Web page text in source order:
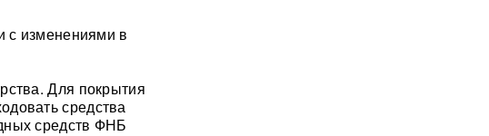
с изменениями в
Для покрытия
средства
средств ФНБ